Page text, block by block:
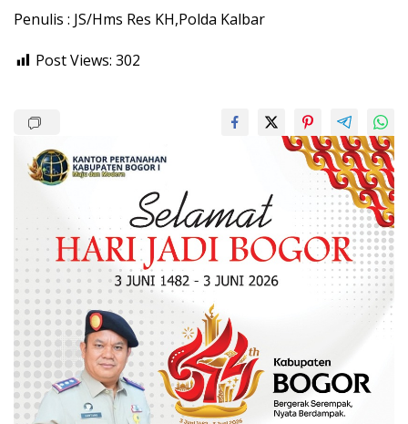
Penulis : JS/Hms Res KH,Polda Kalbar
Post Views: 302